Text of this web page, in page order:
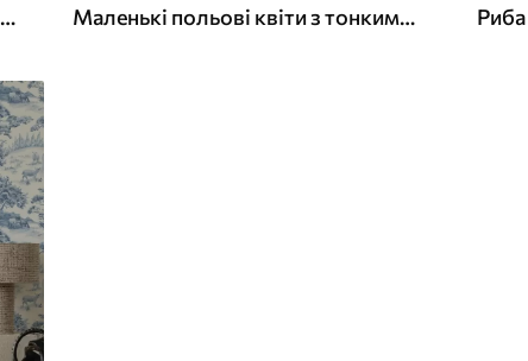
Ніжні квіти та листя в блакитному та синьому кольорах на світлому фоні Маленькі польові квіти з тонкими стеблами на світлому тлі